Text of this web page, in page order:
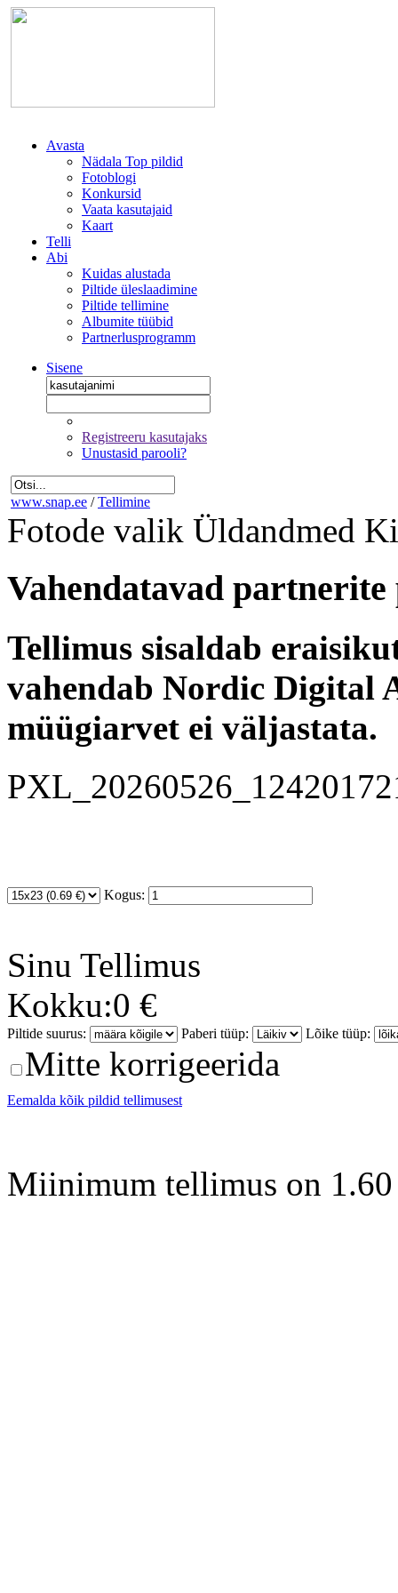
Avasta
Nädala Top pildid
Fotoblogi
Konkursid
Vaata kasutajaid
Kaart
Telli
Abi
Kuidas alustada
Piltide üleslaadimine
Piltide tellimine
Albumite tüübid
Partnerlusprogramm
Sisene
Registreeru kasutajaks
Unustasid parooli?
www.snap.ee / Tellimine
Fotode valik Üldandmed
Vahendatavad
Tellimus sisaldab
vahendab Nordic Digital
müügiarvet ei väljastata.
Kogus:
Sinu Tellimus
Kokku:0 €
Piltide suurus: Paberi tüüp: Lõike tüüp:
Mitte korrigeerida
Eemalda kõik pildid tellimusest
Miinimum tellimus on